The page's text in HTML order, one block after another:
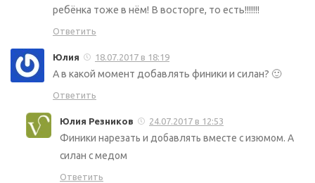
ребёнка тоже в нём! В восторге, то есть!!!!!!!
Ответить
Юлия 18.07.2017 в 18:19
А в какой момент добавлять финики и силан? 🙂
Ответить
Юлия Резников 24.07.2017 в 12:53
Финики нарезать и добавлять вместе с изюмом. А
силан с медом
Ответить